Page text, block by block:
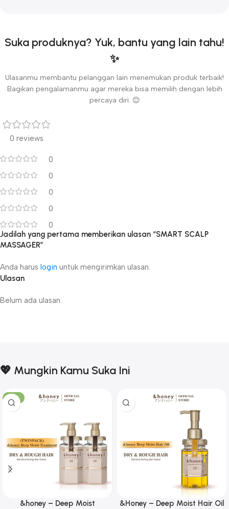
Suka produknya? Yuk, bantu yang lain tahu!
✨
Ulasanmu membantu pelanggan lain menemukan produk terbaik!
Bagikan pengalamanmu agar mereka bisa memilih dengan lebih
percaya diri. 😊
0 reviews
0
0
0
0
0
Ulasan
Belum ada ulasan.
Jadilah yang pertama memberikan ulasan “SMART SCALP
MASSAGER”
Anda harus login untuk mengirimkan ulasan.
💖 Mungkin Kamu Suka Ini
-17%
&honey – Deep Moist
&Honey – Deep Moist Hair Oil